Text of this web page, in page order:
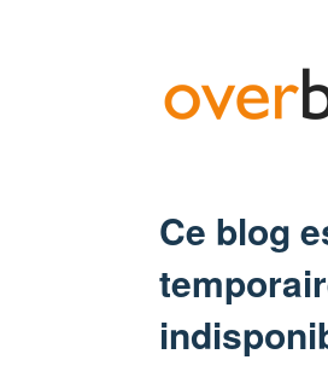
Ce blog